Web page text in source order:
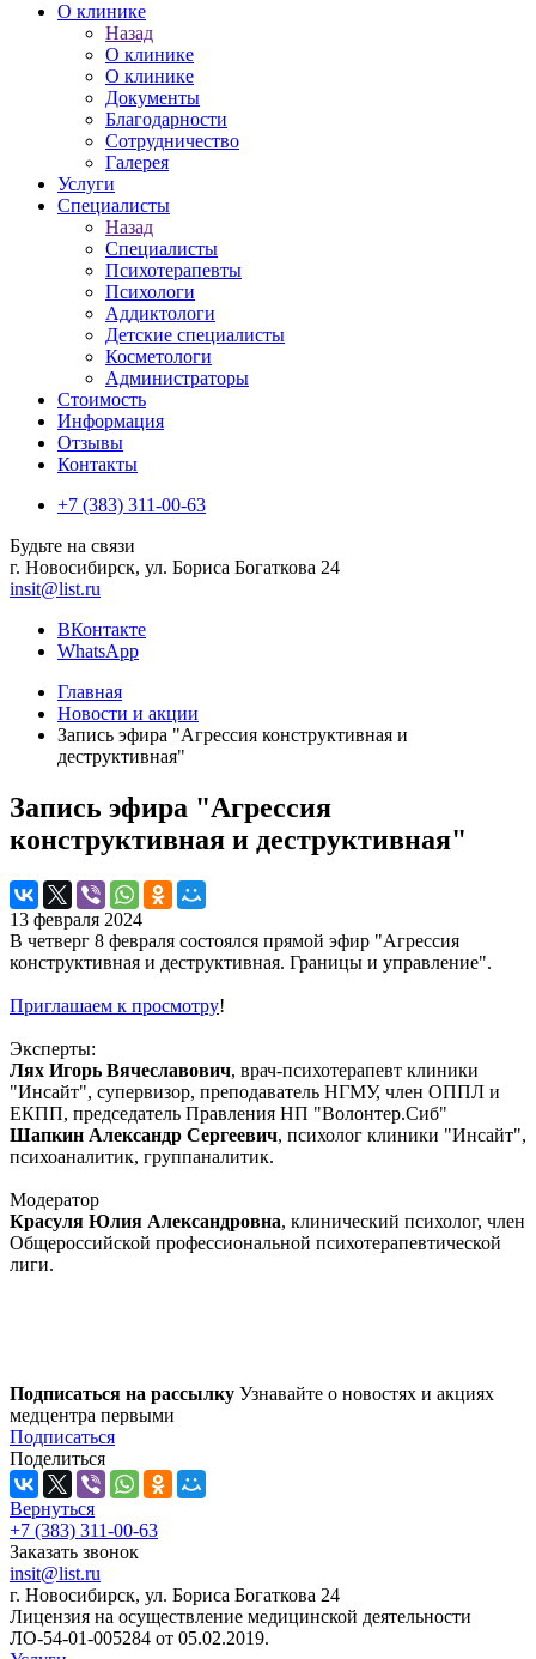
О клинике
Назад
О клинике
О клинике
Документы
Благодарности
Сотрудничество
Галерея
Услуги
Специалисты
Назад
Специалисты
Психотерапевты
Психологи
Аддиктологи
Детские специалисты
Косметологи
Администраторы
Стоимость
Информация
Отзывы
Контакты
+7 (383) 311-00-63
Будьте на связи
г. Новосибирск, ул. Бориса Богаткова 24
insit@list.ru
ВКонтакте
WhatsApp
Главная
Новости и акции
Запись эфира "Агрессия конструктивная и
деструктивная"
Запись эфира "Агрессия
конструктивная и деструктивная"
13 февраля 2024
В четверг 8 февраля состоялся прямой эфир "Агрессия
конструктивная и деструктивная. Границы и управление".
Приглашаем к просмотру!
Эксперты:
Лях Игорь Вячеславович, врач-психотерапевт клиники
"Инсайт", супервизор, преподаватель НГМУ, член ОППЛ и
ЕКПП, председатель Правления НП "Волонтер.Сиб"
Шапкин Александр Сергеевич, психолог клиники "Инсайт",
психоаналитик, группаналитик.
Модератор
Красуля Юлия Александровна, клинический психолог, член
Общероссийской профессиональной психотерапевтической
лиги.
Подписаться на рассылку Узнавайте о новостях и акциях
медцентра первыми
Подписаться
Поделиться
Вернуться
+7 (383) 311-00-63
Заказать звонок
insit@list.ru
г. Новосибирск, ул. Бориса Богаткова 24
Лицензия на осуществление медицинской деятельности
ЛО-54-01-005284 от 05.02.2019.